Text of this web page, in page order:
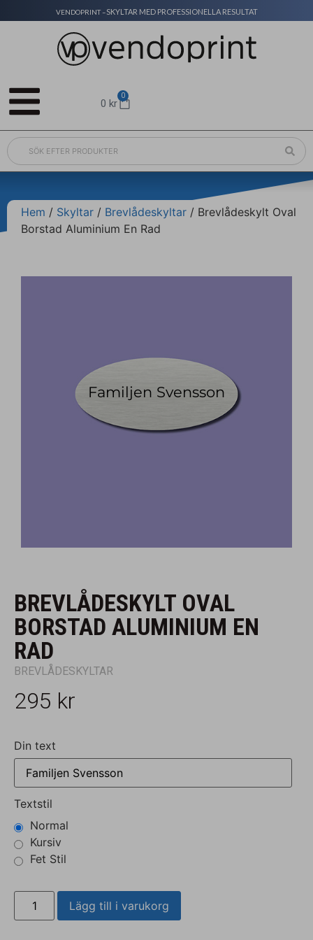
VENDOPRINT –SKYLTAR MED PROFESSIONELLA RESULTAT
0kr
0
Hem / Skyltar / Brevlådeskyltar / Brevlådeskylt Oval
Borstad Aluminium En Rad
BREVLÅDESKYLT OVAL
BORSTAD ALUMINIUM EN
RAD
BREVLÅDESKYLTAR
295 kr
Din text
Textstil
Normal
Kursiv
Fet Stil
Lägg till i varukorg